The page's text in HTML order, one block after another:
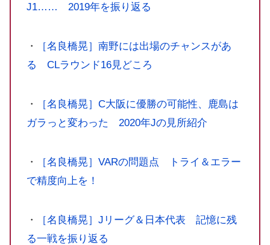
J1…… 2019年を振り返る
・
［名良橋晃］南野には出場のチャンスがあ
る CLラウンド16見どころ
・
［名良橋晃］C大阪に優勝の可能性、鹿島は
ガラっと変わった 2020年Jの見所紹介
・
［名良橋晃］VARの問題点 トライ＆エラー
で精度向上を！
・
［名良橋晃］Jリーグ＆日本代表 記憶に残
る一戦を振り返る